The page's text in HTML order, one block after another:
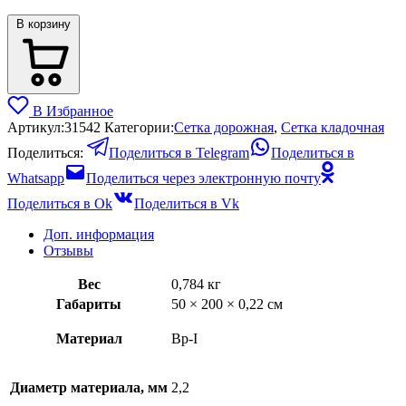
В корзину
В Избранное
Артикул:31542 Категории:Сетка дорожная, Сетка кладочная
Поделиться:
Поделиться в Telegram
Поделиться в
Whatsapp
Поделиться через электронную почту
Поделиться в Ok
Поделиться в Vk
Доп. информация
Отзывы
Вес
0,784 кг
Габариты
50 × 200 × 0,22 см
Материал Вр-I
Диаметр материала, мм 2,2